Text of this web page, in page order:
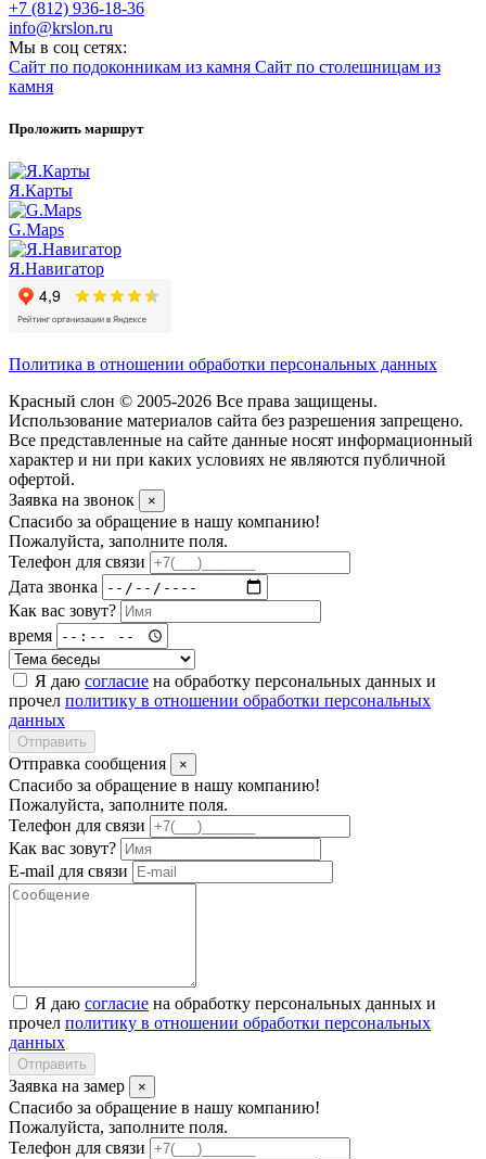
+7 (812) 936-18-36
info@krslon.ru
Мы в соц сетях:
Сайт по подоконникам из камня Сайт по столешницам из
камня
Проложить маршрут
Я.Карты
G.Maps
Я.Навигатор
Политика в отношении обработки персональных данных
Красный слон © 2005-2026 Все права защищены.
Использование материалов сайта без разрешения запрещено.
Все представленные на сайте данные носят информационный
характер и ни при каких условиях не являются публичной
офертой.
Заявка на звонок
×
Спасибо за обращение в нашу компанию!
Пожалуйста, заполните поля.
Телефон для связи
Дата звонка
Как вас зовут?
время
Я даю согласие на обработку персональных данных и
прочел политику в отношении обработки персональных
данных
Отправить
Отправка сообщения ×
Спасибо за обращение в нашу компанию!
Пожалуйста, заполните поля.
Телефон для связи
Как вас зовут?
E-mail для связи
Я даю согласие на обработку персональных данных и
прочел политику в отношении обработки персональных
данных
Отправить
Заявка на замер ×
Спасибо за обращение в нашу компанию!
Пожалуйста, заполните поля.
Телефон для связи